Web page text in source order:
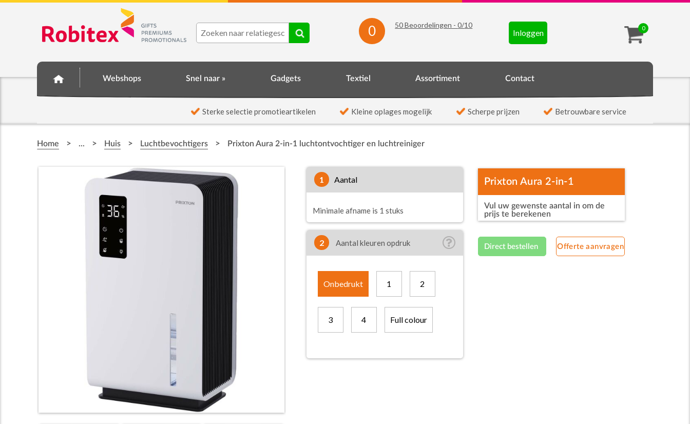
0
Inloggen
0 50Beoordelingen -0/10
Webshops Snel naar » Gadgets Textiel Assortiment Contact
Sterke selectie promotieartikelen Kleine oplages mogelijk Scherpe prijzen Betrouwbare service
Home > ... > Huis > Luchtbevochtigers > Prixton Aura 2-in-1 luchtontvochtiger en luchtreiniger
1 aantal
Minimale afname is 1 stuks
2 Aantal kleuren opdruk
Onbedrukt 1 2
3 4 Full colour
Prixton Aura 2-in-1
luchtontvochtiger en
luchtreiniger
Vul uw gewenste aantal in om de
prijs te berekenen
Direct bestellen Offerte aanvragen